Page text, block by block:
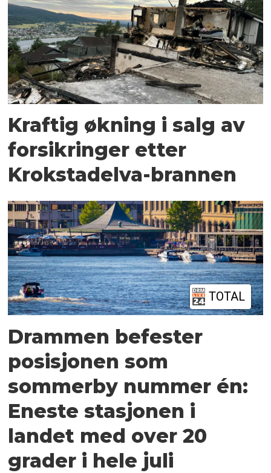
Kraftig økning i salg av
forsikringer etter
Krokstadelva-brannen
TOTAL
Drammen befester
posisjonen som
sommerby nummer én:
Eneste stasjonen i
landet med over 20
grader i hele juli